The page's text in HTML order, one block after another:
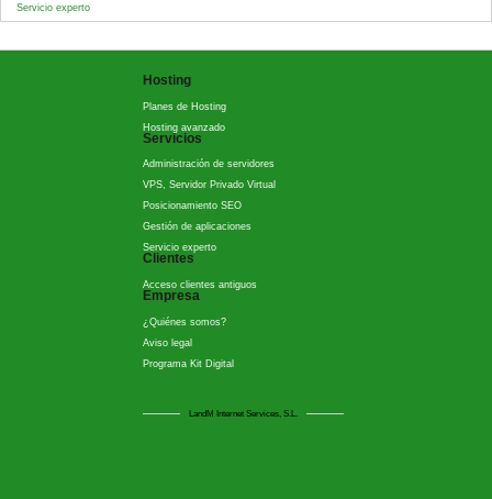
Servicio experto
Hosting
Planes de Hosting
Hosting avanzado
Servicios
Administración de servidores
VPS, Servidor Privado Virtual
Posicionamiento SEO
Gestión de aplicaciones
Servicio experto
Clientes
Acceso clientes antiguos
Empresa
¿Quiénes somos?
Aviso legal
Programa Kit Digital
LandM Internet Services, S.L.